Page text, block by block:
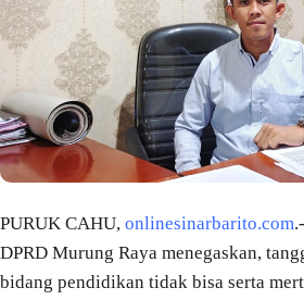
PURUK CAHU, onlinesinarbarito.com
DPRD Murung Raya menegaskan,
bidang pendidikan tidak bisa serta